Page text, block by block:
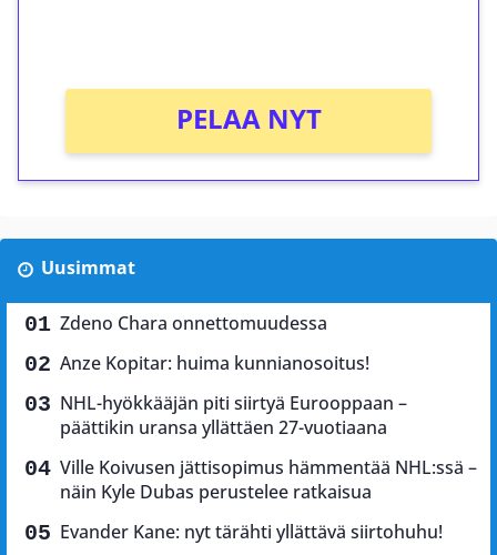
PELAA NYT
Uusimmat
Zdeno Chara onnettomuudessa
Anze Kopitar: huima kunnianosoitus!
NHL-hyökkääjän piti siirtyä Eurooppaan –
päättikin uransa yllättäen 27-vuotiaana
Ville Koivusen jättisopimus hämmentää NHL:ssä –
näin Kyle Dubas perustelee ratkaisua
Evander Kane: nyt tärähti yllättävä siirtohuhu!